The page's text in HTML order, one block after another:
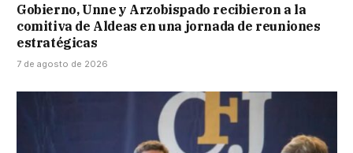
Gobierno, Unne y Arzobispado recibieron a la
comitiva de Aldeas en una jornada de reuniones
estratégicas
7 de agosto de 2026